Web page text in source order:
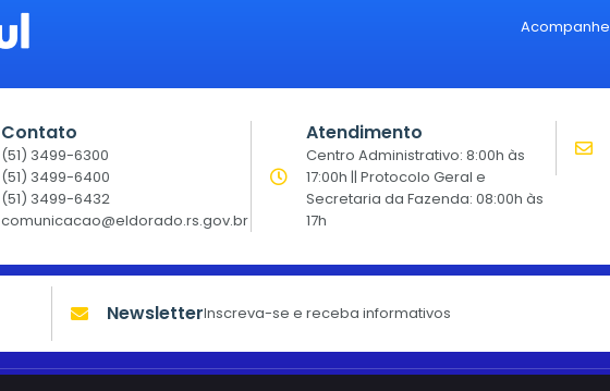
NewsletterInscreva-se e receba informativos
Acompanhe
Contato
(51) 3499-6300
(51) 3499-6400
(51) 3499-6432
comunicacao@eldorado.rs.gov.br
Atendimento
Centro Administrativo: 8:00h às
17:00h || Protocolo Geral e
Secretaria da Fazenda: 08:00h às
17h